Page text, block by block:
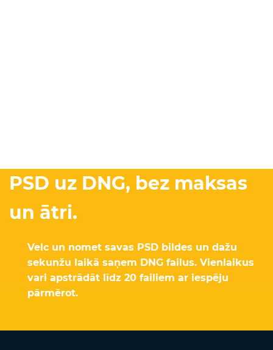
PSD uz DNG, bez maksas
un ātri.
Velc un nomet savas PSD bildes un dažu
sekunžu laikā saņem DNG failus. Vienlaikus
vari apstrādāt līdz 20 failiem ar iespēju
pārmērot.